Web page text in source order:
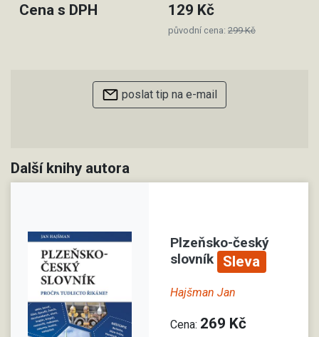
Cena s DPH 129 Kč
původní cena: 299 Kč
poslat tip na e-mail
Další knihy autora
Plzeňsko-český
slovník Sleva
Hajšman Jan
Cena: 269 Kč